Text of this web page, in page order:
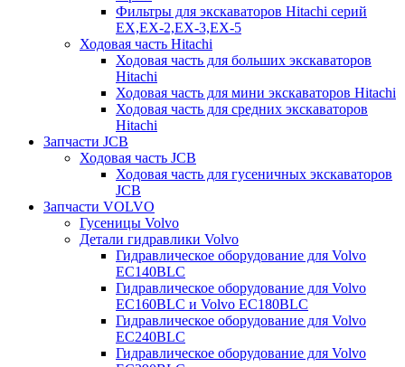
Фильтры для экскаваторов Hitachi серий
EX,EX-2,EX-3,EX-5
Ходовая часть Hitachi
Ходовая часть для больших экскаваторов
Hitachi
Ходовая часть для мини экскаваторов Hitachi
Ходовая часть для средних экскаваторов
Hitachi
Запчасти JCB
Ходовая часть JCB
Ходовая часть для гусеничных экскаваторов
JCB
Запчасти VOLVO
Гусеницы Volvo
Детали гидравлики Volvo
Гидравлическое оборудование для Volvo
EC140BLC
Гидравлическое оборудование для Volvo
EC160BLC и Volvo EC180BLC
Гидравлическое оборудование для Volvo
EC240BLC
Гидравлическое оборудование для Volvo